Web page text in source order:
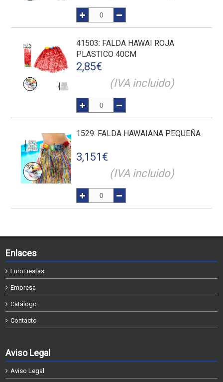
41503: FALDA HAWAI ROJA
PLASTICO 40CM
2,85€
(IVA incluido)
1529: FALDA HAWAIANA PEQUEÑA
3,151 €
(IVA incluido)
Enlaces
EuroFiestas
Empresa
Catálogo
Contacto
Aviso Legal
Aviso Legal